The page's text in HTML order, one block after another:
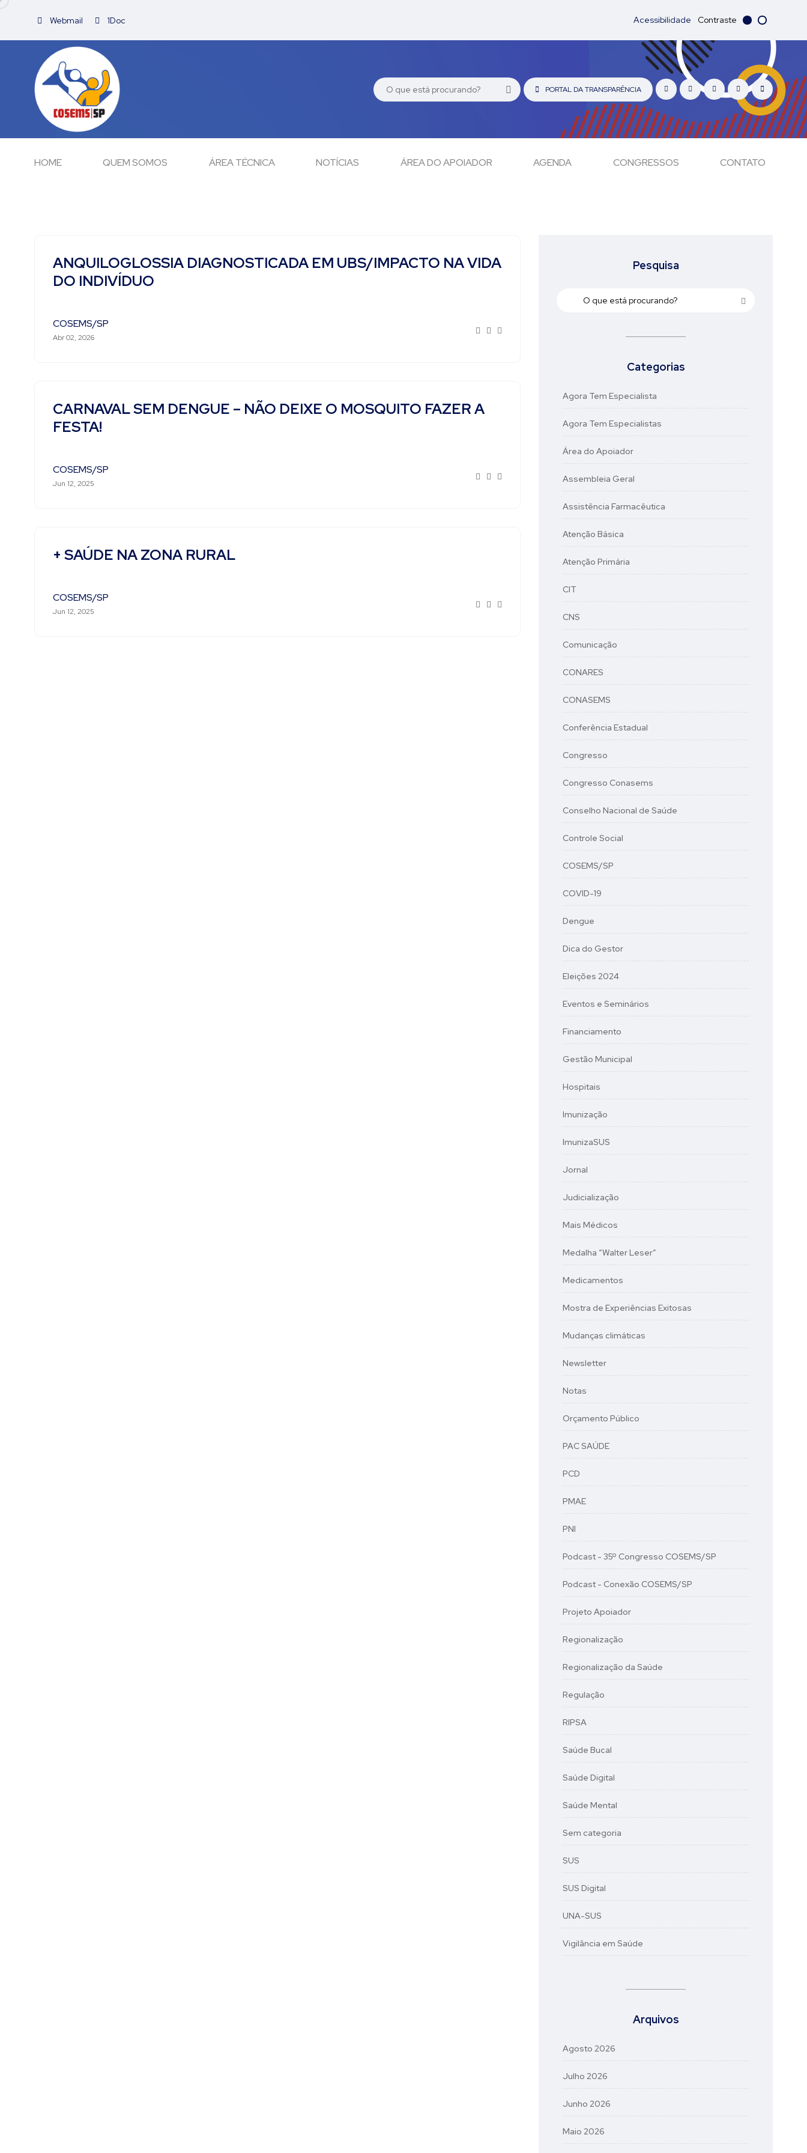
Webmail 1Doc Acessibilidade Contraste
PORTAL DA TRANSPARÊNCIA
HOME QUEM SOMOS ÁREA TÉCNICA NOTÍCIAS ÁREA DO APOIADOR AGENDA CONGRESSOS CONTATO
ANQUILOGLOSSIA DIAGNOSTICADA EM UBS/IMPACTO NA VIDA
DO INDIVÍDUO
COSEMS/SP
Abr 02, 2026
CARNAVAL SEM DENGUE – NÃO DEIXE O MOSQUITO FAZER A
FESTA!
COSEMS/SP
Jun 12, 2025
+ SAÚDE NA ZONA RURAL
COSEMS/SP
Jun 12, 2025
Pesquisa
Categorias
Agora Tem Especialista
Agora Tem Especialistas
Área do Apoiador
Assembleia Geral
Assistência Farmacêutica
Atenção Básica
Atenção Primária
CIT
CNS
Comunicação
CONARES
CONASEMS
Conferência Estadual
Congresso
Congresso Conasems
Conselho Nacional de Saúde
Controle Social
COSEMS/SP
COVID-19
Dengue
Dica do Gestor
Eleições 2024
Eventos e Seminários
Financiamento
Gestão Municipal
Hospitais
Imunização
ImunizaSUS
Jornal
Judicialização
Mais Médicos
Medalha “Walter Leser”
Medicamentos
Mostra de Experiências Exitosas
Mudanças climáticas
Newsletter
Notas
Orçamento Público
PAC SAÚDE
PCD
PMAE
PNI
Podcast - 35º Congresso COSEMS/SP
Podcast - Conexão COSEMS/SP
Projeto Apoiador
Regionalização
Regionalização da Saúde
Regulação
RIPSA
Saúde Bucal
Saúde Digital
Saúde Mental
Sem categoria
SUS
SUS Digital
UNA-SUS
Vigilância em Saúde
Arquivos
Agosto 2026
Julho 2026
Junho 2026
Maio 2026